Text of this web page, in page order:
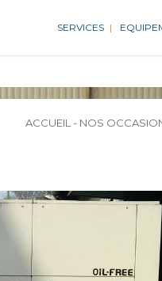
SERVICES
ACCUEIL - NOS